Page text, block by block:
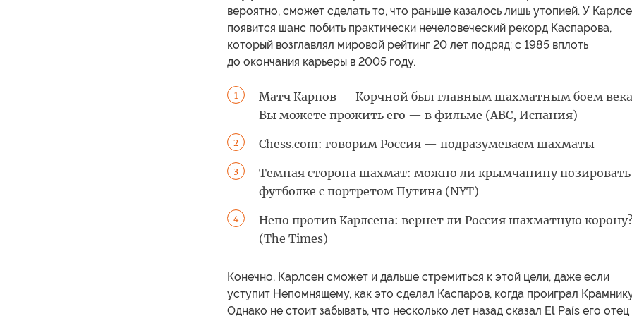
вероятно, сможет сделать то, что раньше казалось лишь утопией. У
появится шанс побить практически нечеловеческий рекорд Каспарова,
который возглавлял мировой рейтинг 20 лет подряд: с 1985 вплоть
до окончания карьеры в 2005 году.
1
Матч Карпов — Корчной был главным шахматным боем
Вы можете прожить его — в фильме (АВС, Испания)
2 Chess.com: говорим Россия — подразумеваем шахматы
3
Темная сторона шахмат: можно ли крымчанину позировать
футболке с портретом Путина (NYT)
4
Непо против Карлсена: вернет ли Россия шахматную
(The Times)
Конечно, Карлсен сможет и дальше стремиться к этой цели, даже если
уступит Непомнящему, как это сделал Каспаров, когда проиграл
Однако не стоит забывать, что несколько лет назад сказал El País его отец